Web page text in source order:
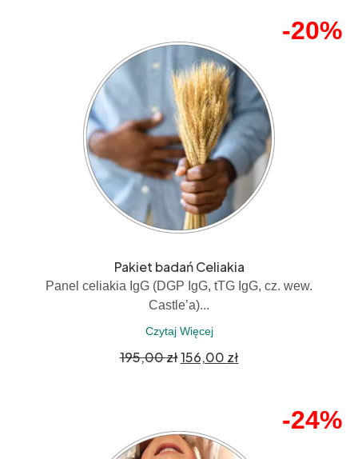
-20%
Pakiet badań Celiakia
Panel celiakia IgG (DGP IgG, tTG IgG, cz. wew.
Castle’a)...
Czytaj Więcej
195,00zł156,00 zł
-24%